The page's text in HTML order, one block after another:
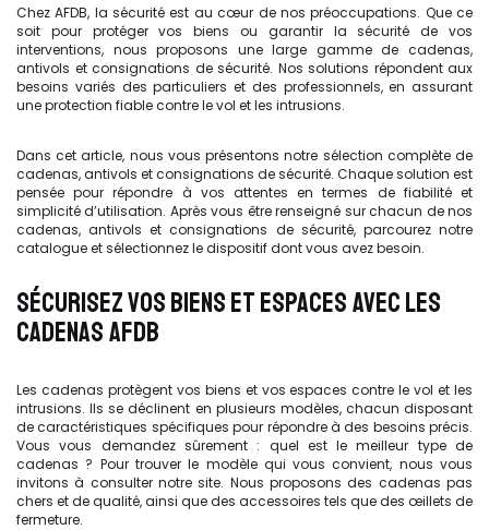
Chez AFDB, la sécurité est au cœur de nos préoccupations. Que ce
soit pour protéger vos biens ou garantir la sécurité de vos
interventions, nous proposons une large gamme de cadenas,
antivols et consignations de sécurité. Nos solutions répondent aux
besoins variés des particuliers et des professionnels, en assurant
une protection fiable contre le vol et les intrusions.
Dans cet article, nous vous présentons notre sélection complète de
cadenas, antivols et consignations de sécurité. Chaque solution est
pensée pour répondre à vos attentes en termes de fiabilité et
simplicité d’utilisation. Après vous être renseigné sur chacun de nos
cadenas, antivols et consignations de sécurité, parcourez notre
catalogue et sélectionnez le dispositif dont vous avez besoin.
SÉCURISEZ VOS BIENS ET ESPACES AVEC LES
CADENAS AFDB
Les cadenas protègent vos biens et vos espaces contre le vol et les
intrusions. Ils se déclinent en plusieurs modèles, chacun disposant
de caractéristiques spécifiques pour répondre à des besoins précis.
Vous vous demandez sûrement : quel est le meilleur type de
cadenas ? Pour trouver le modèle qui vous convient, nous vous
invitons à consulter notre site. Nous proposons des cadenas pas
chers et de qualité, ainsi que des accessoires tels que des œillets de
fermeture.